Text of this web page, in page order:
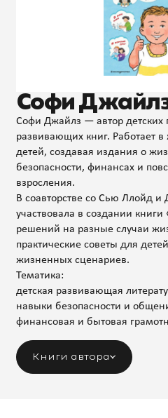
Софи
Софи Джайлз — автор детских
развивающих книг. Работает
детей, создавая издания о
безопасности, финансах и
взросления.
В соавторстве со Сью Ллойд
участвовала в создании
решений на разные случаи
практические советы для
жизненных сценариев.
Тематика:
детская развивающая
навыки безопасности и
финансовая и бытовая
Книги автора